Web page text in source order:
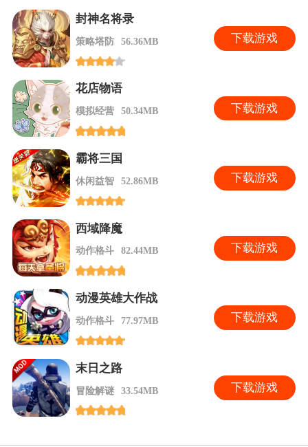
封神名将录
策略塔防 56.36MB 下载游戏
花店物语
模拟经营 50.34MB 下载游戏
霸将三国
休闲益智 52.86MB 下载游戏
西域降魔
动作格斗 82.44MB 下载游戏
动漫英雄大作战
动作格斗 77.97MB 下载游戏
末日之路
冒险解谜 33.54MB 下载游戏